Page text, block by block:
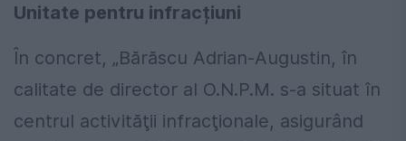
Unitate pentru infracțiuni
În concret, „Bărăscu Adrian-Augustin, în
calitate de director al O.N.P.M. s-a situat în
centrul activităţii infracţionale, asigurând